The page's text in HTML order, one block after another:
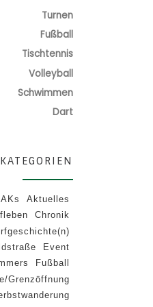
Turnen
Fußball
Tischtennis
Volleyball
Schwimmen
Dart
KATEGORIEN
AKs
Aktuelles
Chronik
Event
Fußball
Grenzöffnung